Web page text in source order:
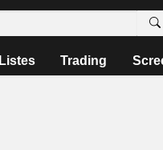
Listes Trading